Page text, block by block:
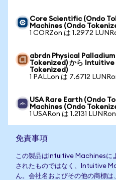
Core Scientific (Ondo
Machines (Ondo
1 CORZon は 1.2972
abrdn Physical Palladium
Tokenized) から
Tokenized)
1 PALLon は 7.6712
USA Rare Earth (Ondo
Machines (Ondo
1 USARon は 1.2131
免責事項
この製品はIntuitive Machinesに
されたものではなく、Intuitive
ん。会社名およびその他の商標